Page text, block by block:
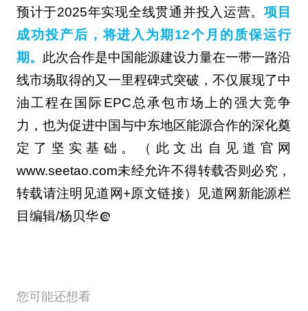
预计于2025年实现全线贯通并投入运营。项目
成功投产后，将进入为期12个月的质保运行
期。 此次合作是中国能源建设力量在一带一路沿
线市场取得的又一里程碑式突破，不仅展现了中
油工程在国际EPC总承包市场上的强大竞争
力，也为促进中国与中东地区能源合作的深化奠
定了坚实基础。（此文出自见道官网
www.seetao.com未经允许不得转载否则必究，
转载请注明见道网+原文链接）见道网新能源栏
目编辑/杨贝华
您可能还想看